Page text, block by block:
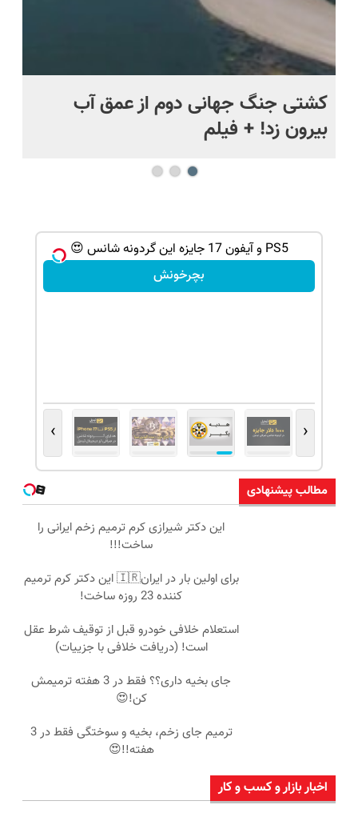
کشتی‌ جنگ جهانی دوم از عمق آب
بیرون زد! + فیلم
PS5 و آیفون 17 جایزه این گردونه شانس 😍
بچرخونش
‹
›
مطالب پیشنهادی
این دکتر شیرازی کرم ترمیم زخم ایرانی را
ساخت!!!
برای اولین بار در ایران🇮🇷 این دکتر کرم ترمیم
کننده 23 روزه ساخت!
استعلام خلافی خودرو قبل از توقیف شرط عقل
است! (دریافت خلافی با جزییات)
جای بخیه داری؟؟ فقط در 3 هفته ترمیمش
کن!😍
ترمیم جای زخم، بخیه و سوختگی فقط در 3
هفته!!😍
اخبار بازار و کسب و کار